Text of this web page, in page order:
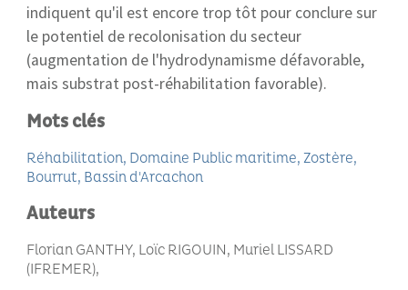
indiquent qu'il est encore trop tôt pour conclure sur
le potentiel de recolonisation du secteur
(augmentation de l'hydrodynamisme défavorable,
mais substrat post-réhabilitation favorable).
Mots clés
Réhabilitation Domaine Public maritime Zostère
Bourrut Bassin d'Arcachon
Auteurs
Florian GANTHY, Loïc RIGOUIN, Muriel LISSARD
(IFREMER)